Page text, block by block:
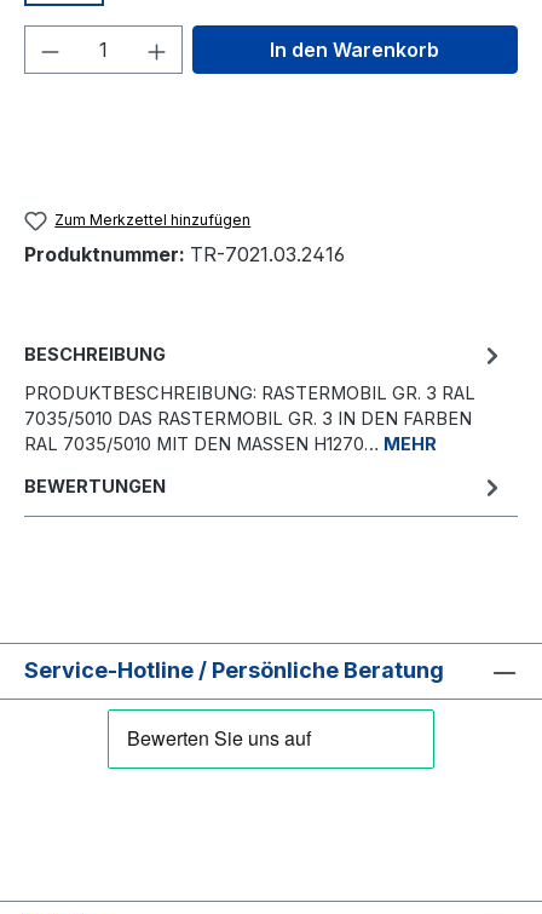
Produkt Anzahl: Gib denIn den Warenkorb
Zum Merkzettel hinzufügen
Produktnummer: TR-7021.03.2416
BESCHREIBUNG
PRODUKTBESCHREIBUNG: RASTERMOBIL GR. 3 RAL
7035/5010 DAS RASTERMOBIL GR. 3 IN DEN FARBEN
RAL 7035/5010 MIT DEN MASSEN H1270… MEHR
BEWERTUNGEN
Service-Hotline / Persönliche Beratung